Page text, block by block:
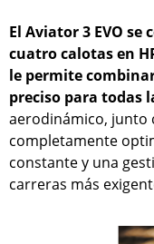
El Aviator 3 EVO se
cuatro calotas en
le permite
preciso para todas
aerodinámico, junto
completamente
constante y una
carreras más